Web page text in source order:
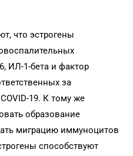
что эстрогены
ИЛ-1-бета и фактор
за
19. К тому же
образование
миграцию иммуноцитов
способствуют